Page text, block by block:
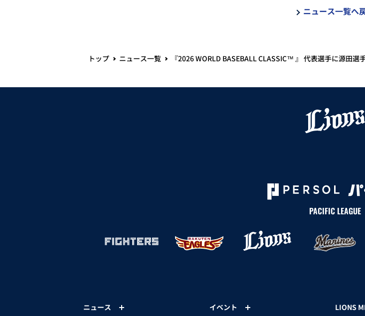
ニュース一覧へ
トップ ニュース一覧 『2026 WORLD BASEBALL CLASSIC™ 』 代表選手に源田選
PACIFIC LEAGUE
ニュース イベント LIONS